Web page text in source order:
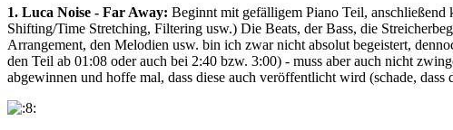
1. Luca Noise - Far Away: Beginnt mit gefälligem Piano Teil,
Shifting/Time Stretching, Filtering usw.) Die Beats, der Bass, die
Arrangement, den Melodien usw. bin ich zwar nicht absolut begeistert,
den Teil ab 01:08 oder auch bei 2:40 bzw. 3:00) - muss aber auch nicht
abgewinnen und hoffe mal, dass diese auch veröffentlicht wird (schade,